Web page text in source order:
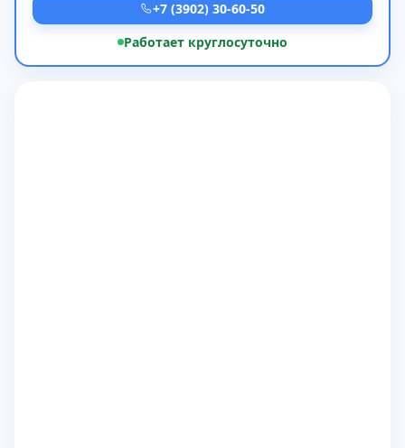
+7 (3902) 30-60-50
Работает круглосуточно